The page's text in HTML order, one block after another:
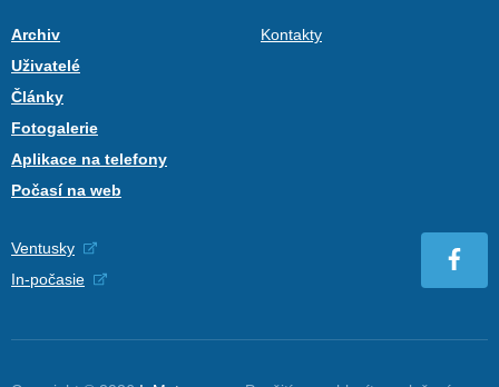
Archiv
Uživatelé
Články
Fotogalerie
Aplikace na telefony
Počasí na web
Kontakty
Ventusky
In-počasie